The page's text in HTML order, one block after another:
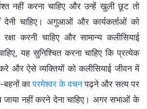
नहीं करना चाहिए और उन्हें खुली छूट तो
देनी चाहिए। अगुआओं और कार्यकर्ताओं को
करनी चाहिए और सामान्य कलीसियाई
यह सुनिश्चित करना चाहिए कि प्रत्येक
करे और ऐसे व्यक्तियों को कलीसियाई जीवन में
बहनों कापरमेश्वर के वचनपढ़ने और सत्य पर
नहीं करने देना चाहिए। अगर सभाओं के